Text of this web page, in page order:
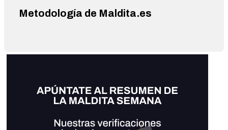
Metodología de Maldita.es